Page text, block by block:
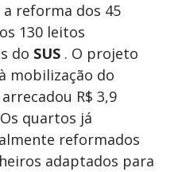
reforma dos 45
130 leitos
do SUS . O projeto
mobilização do
R$ 3,9
quartos já
reformados
adaptados para